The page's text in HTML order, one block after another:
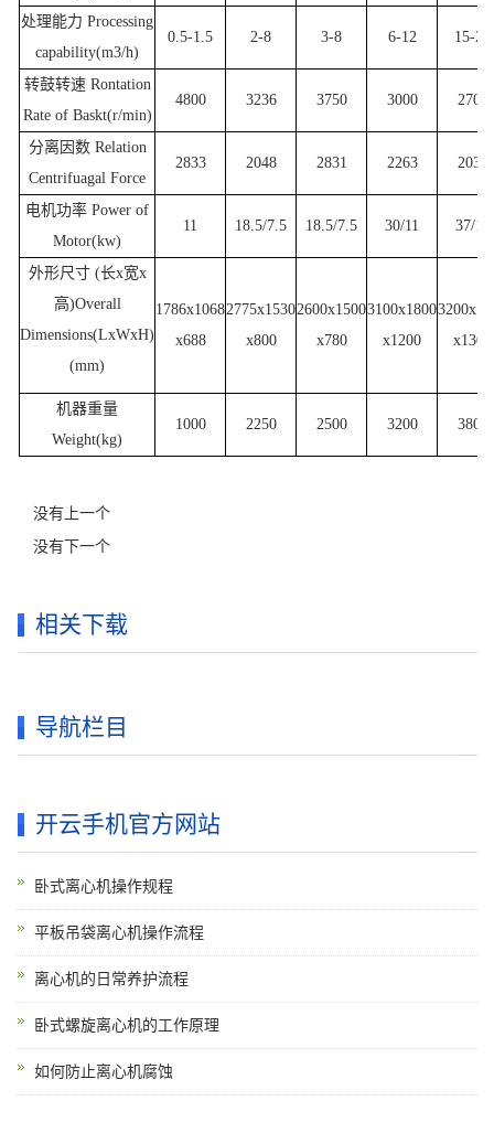
处理能力 Processing
capability(m3/h)
0.5-1.5 2-8 3-8 6-12 15-20
转鼓转速 Rontation
Rate of Baskt(r/min)
4800 3236 3750 3000 2700
分离因数 Relation
Centrifuagal Force
2833 2048 2831 2263 2037
电机功率 Power of
Motor(kw)
11 18.5/7.5 18.5/7.5 30/11 37/15
外形尺寸 (长x宽x
高)Overall
Dimensions(LxWxH)
(mm)
1786x1068
x688
2775x1530
x800
2600x1500
x780
3100x1800
x1200
x1300
机器重量
Weight(kg)
1000 2250 2500 3200 3800
没有上一个
没有下一个
相关下载
导航栏目
开云手机官方网站
卧式离心机操作规程
平板吊袋离心机操作流程
离心机的日常养护流程
卧式螺旋离心机的工作原理
如何防止离心机腐蚀